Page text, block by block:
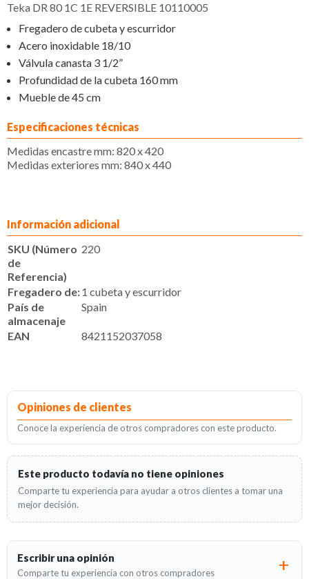
Teka DR 80 1C 1E REVERSIBLE 10110005
Fregadero de cubeta y escurridor
Acero inoxidable 18/10
Válvula canasta 3 1/2”
Profundidad de la cubeta 160 mm
Mueble de 45 cm
Especificaciones técnicas
Medidas encastre mm: 820 x 420
Medidas exteriores mm: 840 x 440
Información adicional
SKU (Número
de
Referencia)
220
Fregadero de:1 cubeta y escurridor
País de
almacenaje
Spain
EAN 8421152037058
Opiniones de clientes
Conoce la experiencia de otros compradores con este producto.
Este producto todavía no tiene opiniones
Comparte tu experiencia para ayudar a otros clientes a tomar una
mejor decisión.
Escribir una opinión
Comparte tu experiencia con otros compradores